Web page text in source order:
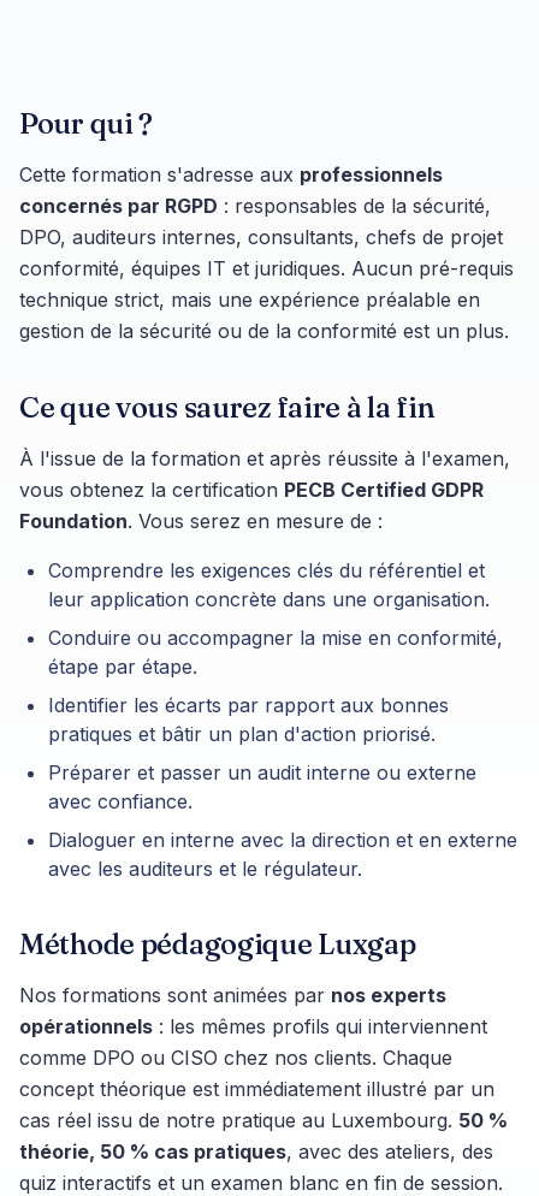
Pour qui ?
Cette formation s'adresse aux professionnels
concernés par RGPD : responsables de la sécurité,
DPO, auditeurs internes, consultants, chefs de projet
conformité, équipes IT et juridiques. Aucun pré-requis
technique strict, mais une expérience préalable en
gestion de la sécurité ou de la conformité est un plus.
Ce que vous saurez faire à la fin
À l'issue de la formation et après réussite à l'examen,
vous obtenez la certification PECB Certified GDPR
Foundation. Vous serez en mesure de :
Comprendre les exigences clés du référentiel et
leur application concrète dans une organisation.
Conduire ou accompagner la mise en conformité,
étape par étape.
Identifier les écarts par rapport aux bonnes
pratiques et bâtir un plan d'action priorisé.
Préparer et passer un audit interne ou externe
avec confiance.
Dialoguer en interne avec la direction et en externe
avec les auditeurs et le régulateur.
Méthode pédagogique Luxgap
Nos formations sont animées par nos experts
opérationnels : les mêmes profils qui interviennent
comme DPO ou CISO chez nos clients. Chaque
concept théorique est immédiatement illustré par un
cas réel issu de notre pratique au Luxembourg. 50 %
théorie, 50 % cas pratiques, avec des ateliers, des
quiz interactifs et un examen blanc en fin de session.